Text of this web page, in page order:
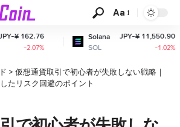
Aa
Solana
SOL
JPY-¥ 11,550.90
-1.02%
DOGE
> 仮想通貨取引で初心者が失敗しない戦略｜
たリスク回避のポイント